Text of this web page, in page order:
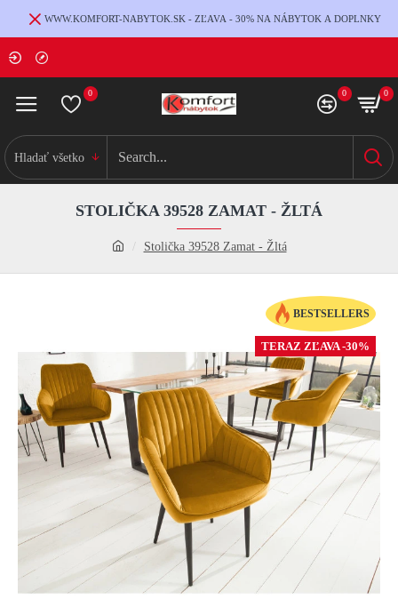
WWW.KOMFORT-NABYTOK.SK - ZĽAVA - 30% NA NÁBYTOK A DOPLNKY
0 0 0
Hladať všetko
Stolička 39528 Zamat - Žltá
STOLIČKA 39528 ZAMAT - ŽLTÁ
BESTSELLERS
TERAZ ZĽAVA -30%